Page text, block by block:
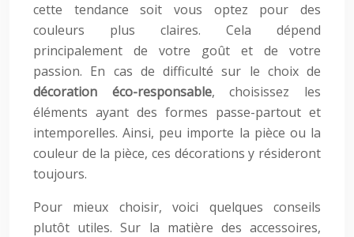
cette tendance soit vous optez pour des
couleurs plus claires. Cela dépend
principalement de votre goût et de votre
passion. En cas de difficulté sur le choix de
décoration éco-responsable, choisissez les
éléments ayant des formes passe-partout et
intemporelles. Ainsi, peu importe la pièce ou la
couleur de la pièce, ces décorations y résideront
toujours.
Pour mieux choisir, voici quelques conseils
plutôt utiles. Sur la matière des accessoires,